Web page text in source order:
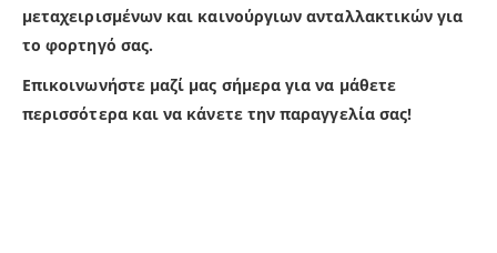
μεταχειρισμένων και καινούργιων ανταλλακτικών για
το φορτηγό σας.
Επικοινωνήστε μαζί μας σήμερα για να μάθετε
περισσότερα και να κάνετε την παραγγελία σας!